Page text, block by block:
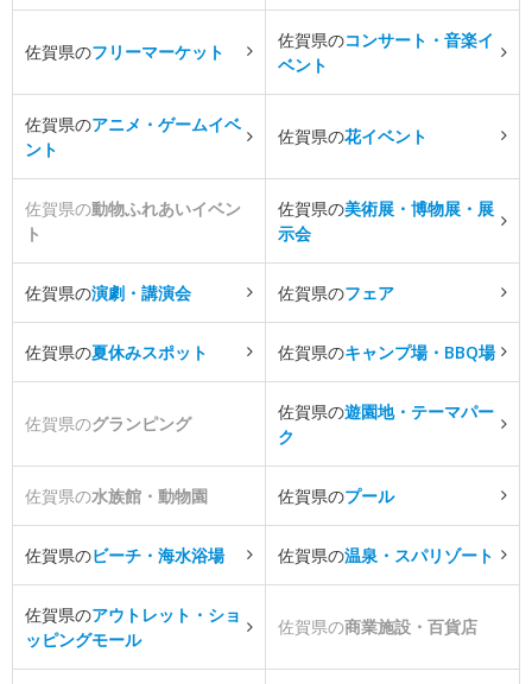
佐賀県のフリーマーケット
佐賀県のコンサート・音楽イ
ベント
佐賀県のアニメ・ゲームイベ
ント
佐賀県の花イベント
佐賀県の動物ふれあいイベン
ト
佐賀県の美術展・博物展・展
示会
佐賀県の演劇・講演会 佐賀県のフェア
佐賀県の夏休みスポット 佐賀県のキャンプ場・BBQ場
佐賀県のグランピング
佐賀県の遊園地・テーマパー
ク
佐賀県の水族館・動物園 佐賀県のプール
佐賀県のビーチ・海水浴場 佐賀県の温泉・スパリゾート
佐賀県のアウトレット・ショ
ッピングモール
佐賀県の商業施設・百貨店